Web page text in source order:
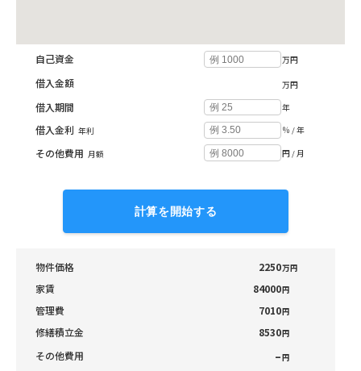
自己資金 万円
借入金額 万円
借入期間 年
借入金利 年利 ％ / 年
その他費用 月額 円 / 月
計算を開始する
物件価格 2250万円
家賃 84000円
管理費 7010円
修繕積立金 8530円
その他費用 –円